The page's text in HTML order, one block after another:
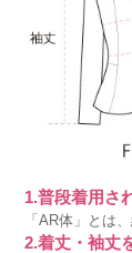
1.普段着用さ
「AR体」とは
2.着丈・袖丈